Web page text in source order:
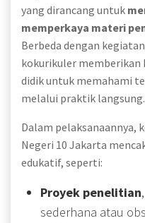
yang dirancang untuk
memperkaya materi
Berbeda dengan
kokurikuler memberikan
didik untuk memahami
melalui praktik langsung.
Dalam pelaksanaannya,
Negeri 10 Jakarta
edukatif, seperti:
Proyek penelitian
sederhana atau